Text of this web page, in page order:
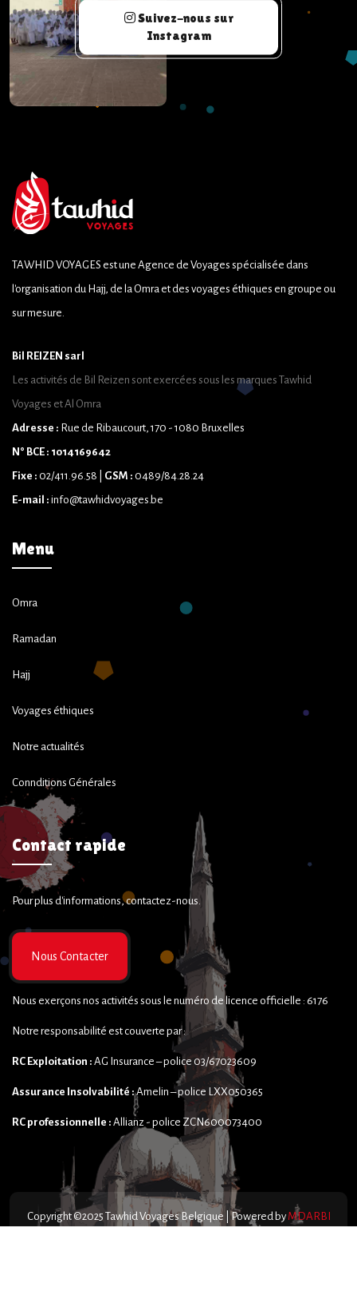
Suivez-nous sur
Instagram
TAWHID VOYAGES est une Agence de Voyages spécialisée dans
l'organisation du Hajj, de la Omra et des voyages éthiques en groupe ou
sur mesure.
Bil REIZEN sarl
Les activités de Bil Reizen sont exercées sous les marques Tawhid
Voyages et Al Omra
Adresse : Rue de Ribaucourt, 170 - 1080 Bruxelles
N° BCE : 1014169642
Fixe : 02/411.96.58 | GSM : 0489/84.28.24
E-mail : info@tawhidvoyages.be
Menu
Omra
Ramadan
Hajj
Voyages éthiques
Notre actualités
Connditions Générales
Contact rapide
Pour plus d'informations, contactez-nous.
Nous Contacter
Nous exerçons nos activités sous le numéro de licence officielle : 6176
Notre responsabilité est couverte par :
RC Exploitation : AG Insurance – police 03/67023609
Assurance Insolvabilité :Amelin – police LXX050365
RC professionnelle : Allianz - police ZCN600073400
Copyright ©2025 Tawhid Voyages Belgique | Powered by MDARBI